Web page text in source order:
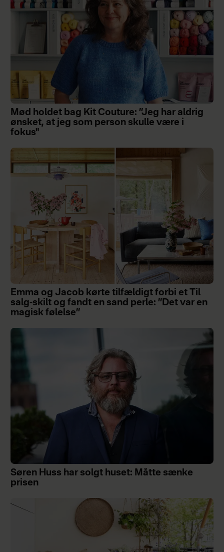
Mød holdet bag Kit Couture: ”Jeg har aldrig
ønsket, at jeg som person skulle være i
fokus"
Emma og Jacob kørte tilfældigt forbi et Til
salg-skilt og fandt en sand perle: ”Det var en
magisk følelse”
Søren Huss har solgt huset: Måtte sænke
prisen